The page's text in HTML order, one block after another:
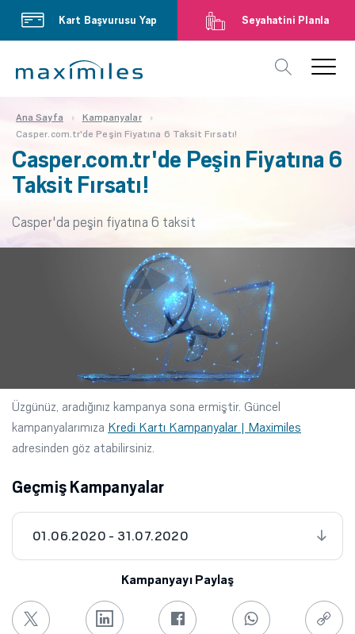
Kart Başvurusu Yap Seyahatini Planla
Ana Sayfa
Kampanyalar
Casper.com.tr'de Peşin Fiyatına 6 Taksit Fırsatı!
Casper.com.tr'de Peşin Fiyatına 6
Taksit Fırsatı!
Casper'da peşin fiyatına 6 taksit
Üzgünüz, aradığınız kampanya sona ermiştir. Güncel
kampanyalarımıza Kredi Kartı Kampanyalar | Maximiles
adresinden göz atabilirsiniz.
Geçmiş Kampanyalar
01.06.2020 - 31.07.2020
Kampanyayı Paylaş